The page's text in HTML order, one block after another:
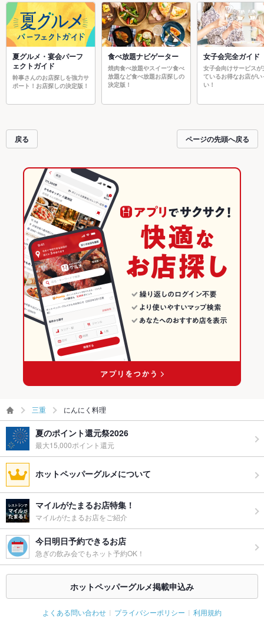
夏グルメ・宴会パーフ
ェクトガイド
幹事さんのお店探しを強力サ
ポート！お店探しの決定版！
食べ放題ナビゲーター
焼肉食べ放題やスイーツ食べ
放題など食べ放題お店探しの
決定版！
女子会完全ガイド
女子会向けサービスが
ているお得なお店がい
い！
戻る ページの先頭へ戻る
三重 にんにく料理
夏のポイント還元祭2026
最大15,000ポイント還元
ホットペッパーグルメについて
マイルがたまるお店特集！
マイルがたまるお店をご紹介
今日明日予約できるお店
急ぎの飲み会でもネット予約OK！
ホットペッパーグルメ掲載申込み
よくある問い合わせ プライバシーポリシー 利用規約